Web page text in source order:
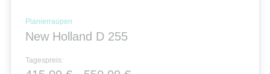
Planierraupen
New Holland D 255
Tagespreis: